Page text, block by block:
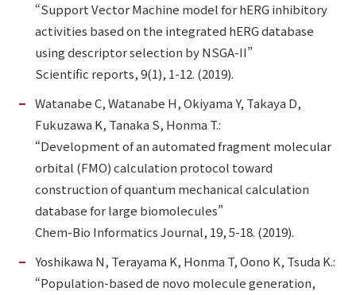
“Support Vector Machine model for hERG inhibitory
activities based on the integrated hERG database
using descriptor selection by NSGA-II”
Scientific reports, 9(1), 1-12. (2019).
Watanabe C, Watanabe H, Okiyama Y, Takaya D,
Fukuzawa K, Tanaka S, Honma T.:
“Development of an automated fragment molecular
orbital (FMO) calculation protocol toward
construction of quantum mechanical calculation
database for large biomolecules”
Chem-Bio Informatics Journal, 19, 5-18. (2019).
Yoshikawa N, Terayama K, Honma T, Oono K, Tsuda K.:
“Population-based de novo molecule generation,